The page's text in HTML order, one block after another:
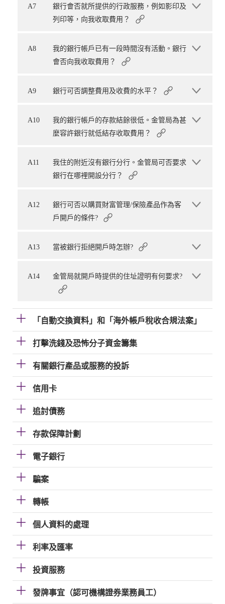
A7
銀行會否就所提供的行政服務，例如影印及
列印等，向我收取費用？
A8
我的銀行帳戶已有一段時間沒有活動。銀行
會否向我收取費用？
A9 銀行可否調整費用及收費的水平？
A10
我的銀行帳戶的存款結餘很低。金管局為甚
麼容許銀行就低結存收取費用？
A11
我住的附近沒有銀行分行。金管局可否要求
銀行在哪裡開設分行？
A12
銀行可否以購買財富管理/保險產品作為客
戶開戶的條件?
A13 當被銀行拒絕開戶時怎辦?
A14 金管局就開戶時提供的住址證明有何要求?
「自動交換資料」和「海外帳戶稅收合規法案」
打擊洗錢及恐怖分子資金籌集
有關銀行產品或服務的投訴
信用卡
追討債務
存款保障計劃
電子銀行
騙案
轉帳
個人資料的處理
利率及匯率
投資服務
發牌事宜（認可機構證券業務員工）